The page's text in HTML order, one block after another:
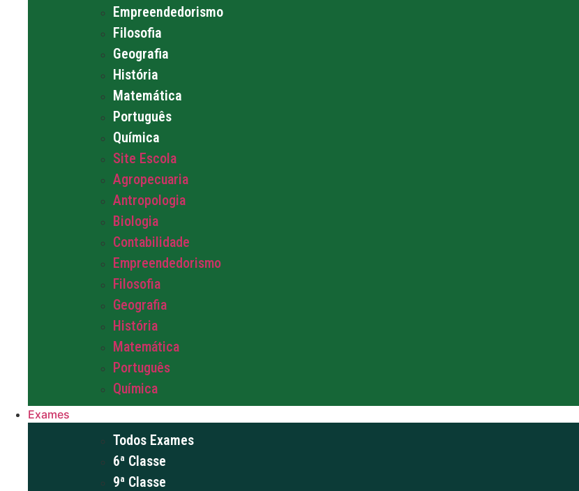
Empreendedorismo
Filosofia
Geografia
História
Matemática
Português
Química
Site Escola
Agropecuaria
Antropologia
Biologia
Contabilidade
Empreendedorismo
Filosofia
Geografia
História
Matemática
Português
Química
Exames
Todos Exames
6ª Classe
9ª Classe